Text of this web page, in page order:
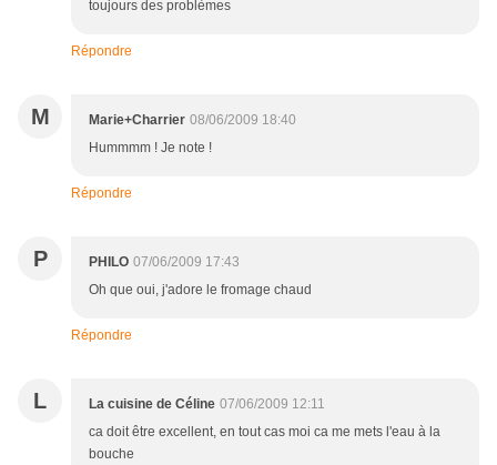
toujours des problèmes
Répondre
M Marie+Charrier 08/06/2009 18:40
Hummmm ! Je note !
Répondre
P PHILO 07/06/2009 17:43
Oh que oui, j'adore le fromage chaud
Répondre
L La cuisine de Céline 07/06/2009 12:11
ca doit être excellent, en tout cas moi ca me mets l'eau à la
bouche